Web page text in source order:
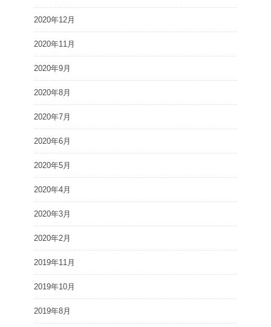
2020年12月
2020年11月
2020年9月
2020年8月
2020年7月
2020年6月
2020年5月
2020年4月
2020年3月
2020年2月
2019年11月
2019年10月
2019年8月